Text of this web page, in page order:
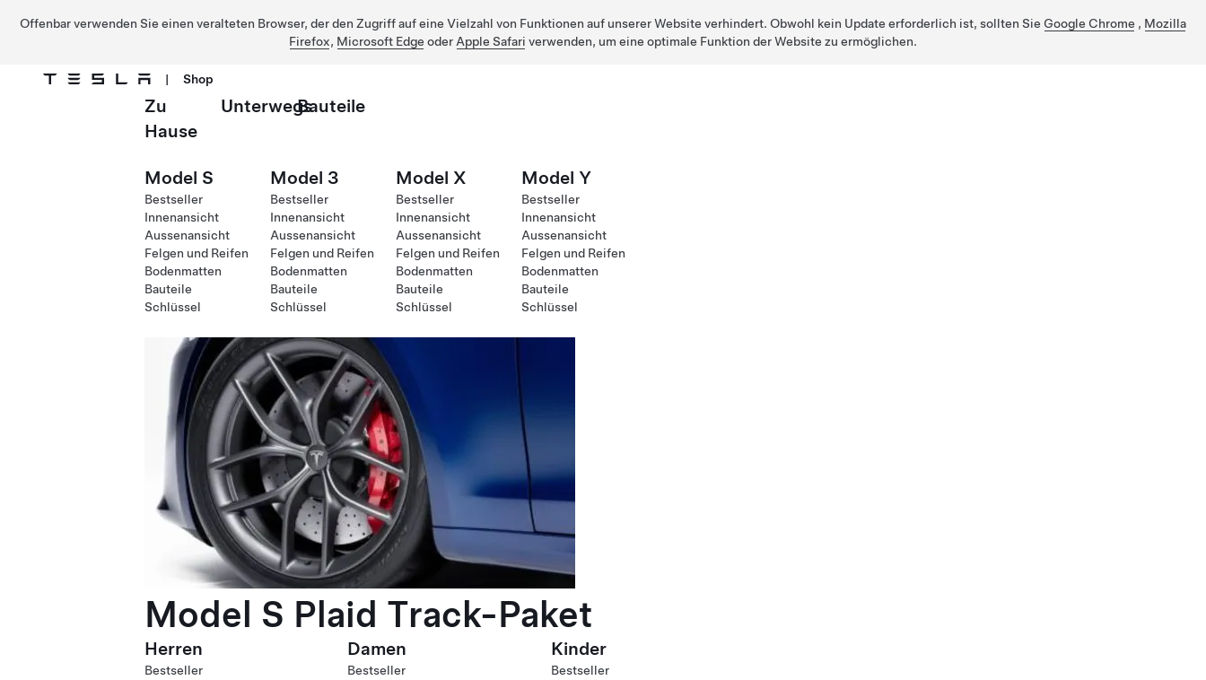
Offenbar verwenden Sie einen veralteten Browser, der den Zugriff auf eine Vielzahl von Funktionen auf unserer Website verhindert. Obwohl kein Update erforderlich ist, sollten Sie Google Chrome , Mozilla
Firefox, Microsoft Edge oder Apple Safari verwenden, um eine optimale Funktion der Website zu ermöglichen.
| Shop
Zu
Hause
UnterwegsBauteile
Model S
Bestseller
Innenansicht
Aussenansicht
Felgen und Reifen
Bodenmatten
Bauteile
Schlüssel
Model 3
Bestseller
Innenansicht
Aussenansicht
Felgen und Reifen
Bodenmatten
Bauteile
Schlüssel
Model X
Bestseller
Innenansicht
Aussenansicht
Felgen und Reifen
Bodenmatten
Bauteile
Schlüssel
Model Y
Bestseller
Innenansicht
Aussenansicht
Felgen und Reifen
Bodenmatten
Bauteile
Schlüssel
Model S Plaid Track-Paket
Herren
Bestseller
Damen
Bestseller
Kinder
Bestseller